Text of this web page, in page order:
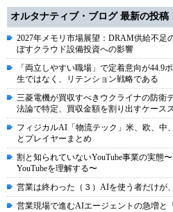
オルタナティブ・ブログ 最新の投稿
2027年メモリ市場展望：DRAM供給不足
ぼすクラウド設備投資への影響
「両立しやすい職場」で定着意向が44.9
生ではなく、リテンション戦略である
三菱電機が買収すべきウクライナの防衛
法論で特定、買収金額を割り出すケース
フィジカルAI「物流テック」米、欧、中
とプレイヤーまとめ
割と知られていないYouTube事業の実態
YouTubeを理解する〜
営業は終わった（３）AIを使う者だけが
営業現場で進むAIエージェントの急増と